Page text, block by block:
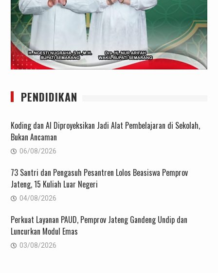
PENDIDIKAN
Koding dan AI Diproyeksikan Jadi Alat Pembelajaran di Sekolah,
Bukan Ancaman
06/08/2026
73 Santri dan Pengasuh Pesantren Lolos Beasiswa Pemprov
Jateng, 15 Kuliah Luar Negeri
04/08/2026
Perkuat Layanan PAUD, Pemprov Jateng Gandeng Undip dan
Luncurkan Modul Emas
03/08/2026